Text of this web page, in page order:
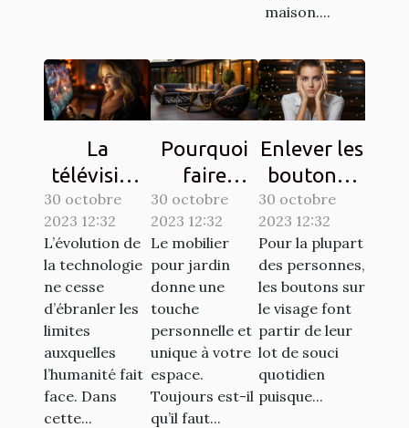
maison....
La
télévision
sur une
tablette,
est-elle
possible ?
30 octobre
2023 12:32
L’évolution de
la technologie
ne cesse
d’ébranler les
limites
auxquelles
l’humanité fait
face. Dans
cette...
Pourquoi
faire
confiance
à la société
ATECH
pour son
mobilier de
jardin ?
30 octobre
2023 12:32
Le mobilier
pour jardin
donne une
touche
personnelle et
unique à votre
espace.
Toujours est-il
qu’il faut...
Enlever les
boutons :
comment
s’y
prendre ?
30 octobre
2023 12:32
Pour la plupart
des personnes,
les boutons sur
le visage font
partir de leur
lot de souci
quotidien
puisque...